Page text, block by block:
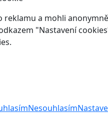
a mohli
"Nastavení
Nesouhlasím